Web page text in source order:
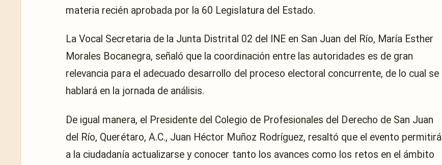
materia recién aprobada por la 60 Legislatura del Estado.
La Vocal Secretaria de la Junta Distrital 02 del INE en San Juan del Río, María Esther
Morales Bocanegra, señaló que la coordinación entre las autoridades es de gran
relevancia para el adecuado desarrollo del proceso electoral concurrente, de lo cual se
hablará en la jornada de análisis.
De igual manera, el Presidente del Colegio de Profesionales del Derecho de San Juan
del Río, Querétaro, A.C., Juan Héctor Muñoz Rodríguez, resaltó que el evento permitirá
a la ciudadanía actualizarse y conocer tanto los avances como los retos en el ámbito